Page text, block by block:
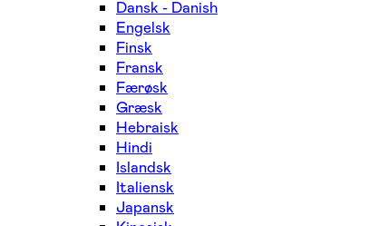
Dansk - Danish
Engelsk
Finsk
Fransk
Færøsk
Græsk
Hebraisk
Hindi
Islandsk
Italiensk
Japansk